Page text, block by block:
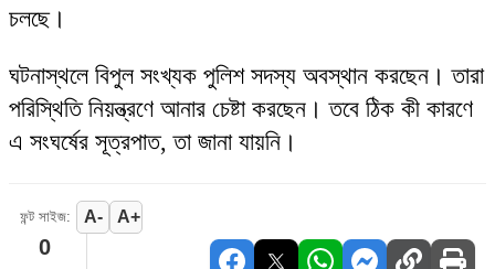
চলছে।
ঘটনাস্থলে বিপুল সংখ্যক পুলিশ সদস্য অবস্থান করছেন। তারা
পরিস্থিতি নিয়ন্ত্রণে আনার চেষ্টা করছেন। তবে ঠিক কী কারণে
এ সংঘর্ষের সূত্রপাত, তা জানা যায়নি।
ফন্ট সাইজ: A- A+
0